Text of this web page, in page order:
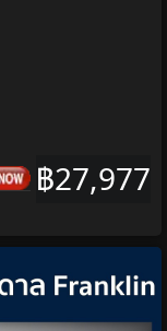
฿27,977